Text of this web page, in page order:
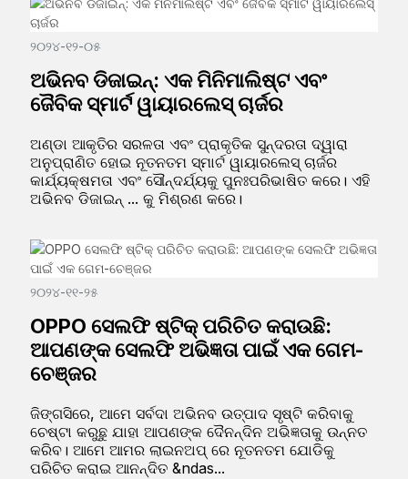
୨୦୨୪-୧୨-୦୫
ଅଭିନବ ଡିଜାଇନ୍: ଏକ ମିନିମାଲିଷ୍ଟ ଏବଂ
ଜୈବିକ ସ୍ମାର୍ଟ ୱାୟାରଲେସ୍ ଚାର୍ଜର
ଅଣ୍ଡା ଆକୃତିର ସରଳତା ଏବଂ ପ୍ରାକୃତିକ ସୁନ୍ଦରତା ଦ୍ୱାରା
ଅନୁପ୍ରାଣିତ ହୋଇ ନୂତନତମ ସ୍ମାର୍ଟ ୱାୟାରଲେସ୍ ଚାର୍ଜର
କାର୍ଯ୍ୟକ୍ଷମତା ଏବଂ ସୌନ୍ଦର୍ଯ୍ୟକୁ ପୁନଃପରିଭାଷିତ କରେ। ଏହି
ଅଭିନବ ଡିଜାଇନ୍ ... କୁ ମିଶ୍ରଣ କରେ।
୨୦୨୪-୧୧-୨୫
OPPO ସେଲଫି ଷ୍ଟିକ୍ ପରିଚିତ କରାଉଛି:
ଆପଣଙ୍କ ସେଲଫି ଅଭିଜ୍ଞତା ପାଇଁ ଏକ ଗେମ-
ଚେଞ୍ଜର
ଜିଙ୍ଗସିରେ, ଆମେ ସର୍ବଦା ଅଭିନବ ଉତ୍ପାଦ ସୃଷ୍ଟି କରିବାକୁ
ଚେଷ୍ଟା କରୁଛୁ ଯାହା ଆପଣଙ୍କ ଦୈନନ୍ଦିନ ଅଭିଜ୍ଞତାକୁ ଉନ୍ନତ
କରିବ। ଆମେ ଆମର ଲାଇନଅପ୍ ରେ ନୂତନତମ ଯୋଡିକୁ
ପରିଚିତ କରାଇ ଆନନ୍ଦିତ &ndas...